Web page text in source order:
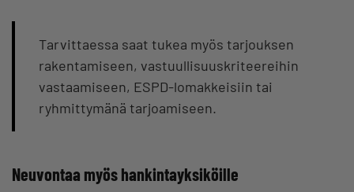
Tarvittaessa saat tukea myös tarjouksen
rakentamiseen, vastuullisuuskriteereihin
vastaamiseen, ESPD-lomakkeisiin tai
ryhmittymänä tarjoamiseen.
Neuvontaa myös hankintayksiköille